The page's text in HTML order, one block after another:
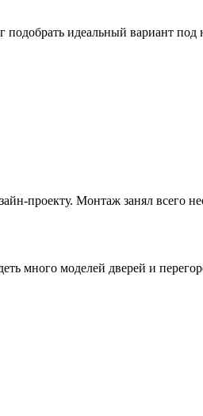
идеальный вариант под
проекту. Монтаж занял всего
много моделей дверей и